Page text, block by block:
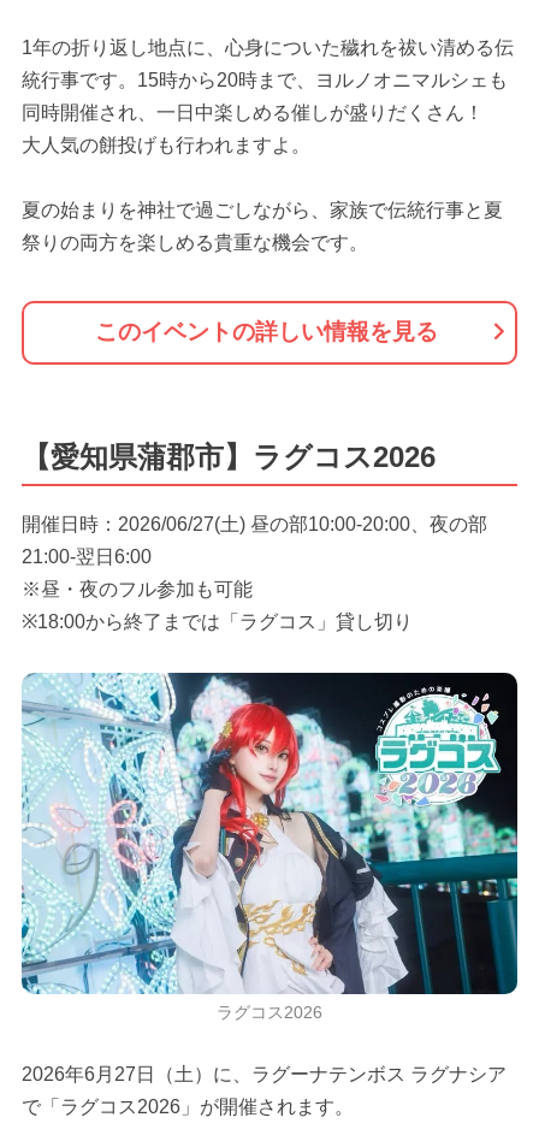
1年の折り返し地点に、心身についた穢れを祓い清める伝
統行事です。15時から20時まで、ヨルノオニマルシェも
同時開催され、一日中楽しめる催しが盛りだくさん！
大人気の餅投げも行われますよ。
夏の始まりを神社で過ごしながら、家族で伝統行事と夏
祭りの両方を楽しめる貴重な機会です。
このイベントの詳しい情報を見る
【愛知県蒲郡市】ラグコス2026
開催日時：2026/06/27(土) 昼の部10:00-20:00、夜の部
21:00-翌日6:00
※昼・夜のフル参加も可能
※18:00から終了までは「ラグコス」貸し切り
ラグコス2026
2026年6月27日（土）に、ラグーナテンボス ラグナシア
で「ラグコス2026」が開催されます。